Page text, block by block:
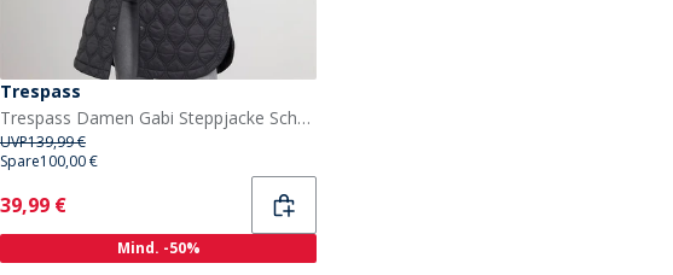
Trespass
Trespass Damen Gabi Steppjacke Schwarz
UVP139,99 €
Spare100,00 €
Current
39,99 €
Mind. -50%